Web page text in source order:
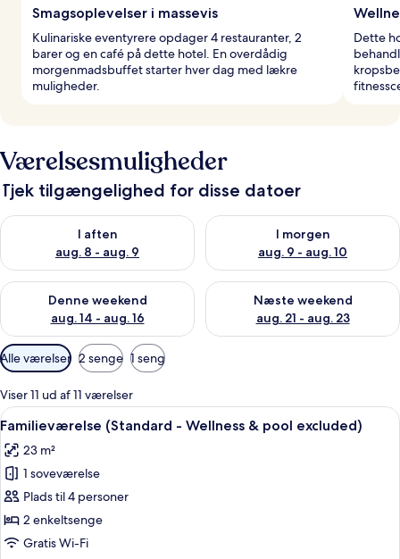
Smagsoplevelser i massevis
Kulinariske eventyrere opdager 4 restauranter, 2
barer og en café på dette hotel. En overdådig
morgenmadsbuffet starter hver dag med lækre
muligheder.
Dette
Værelsesmuligheder
Tjek tilgængelighed for disse datoer
I aften
aug. 8 - aug. 9
Tjek tilgængelighed for i aften aug. 8 - aug. 9
I morgen
aug. 9 - aug. 10
Tjek tilgængelighed for i
Denne weekend
aug. 14 - aug. 16
Tjek tilgængelighed for denne weekend aug. 14 - aug. 16
Næste weekend
aug. 21 - aug. 23
Tjek tilgængelighed for næste
Tilgængelige
filtre
for
værelser
Alle værelser 2 senge 1 seng
Viser 11 ud af 11 værelser
Indlæs
alle
billeder
af
Familieværelse
(Standard
-
Et hotelværelse med to senge, et
6
Familieværelse (Standard - Wellness & pool excluded)
23 m²
1 soveværelse
Plads til 4 personer
2 enkeltsenge
Gratis Wi-Fi